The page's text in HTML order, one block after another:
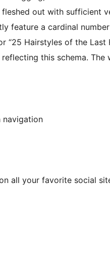
out with sufficient
feature a cardinal
“25 Hairstyles of the Last
this schema. The
navigation
all your favorite social